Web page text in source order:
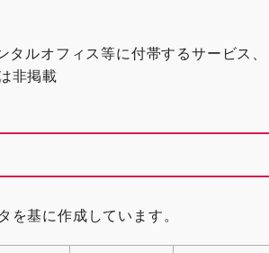
ルオフィス等に付帯するサービス
非掲載
を基に作成しています。